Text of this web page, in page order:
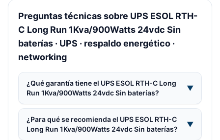
Preguntas técnicas sobre UPS ESOL RTH-
C Long Run 1Kva/900Watts 24vdc Sin
baterías · UPS · respaldo energético ·
networking
¿Qué garantía tiene el UPS ESOL RTH-C Long
Run 1Kva/900Watts 24vdc Sin baterías?
▼
¿Para qué se recomienda el UPS ESOL RTH-C
Long Run 1Kva/900Watts 24vdc Sin baterías?
▼